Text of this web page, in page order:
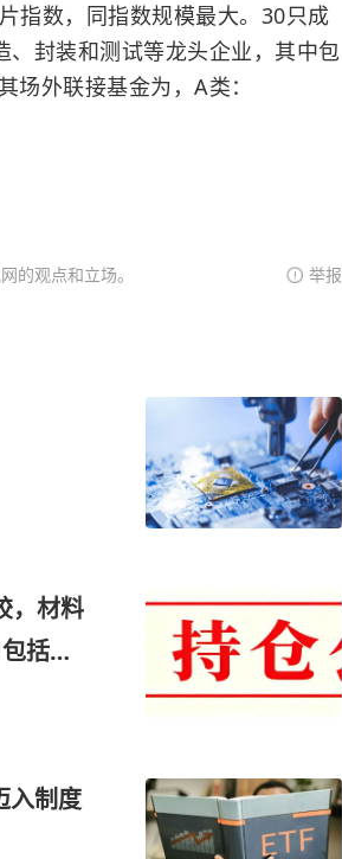
指数，同指数规模最大。30只成
封装和测试等龙头企业，其中包
场外联接基金为，A类：
的观点和立场。 举报
，材料
括海
入制度